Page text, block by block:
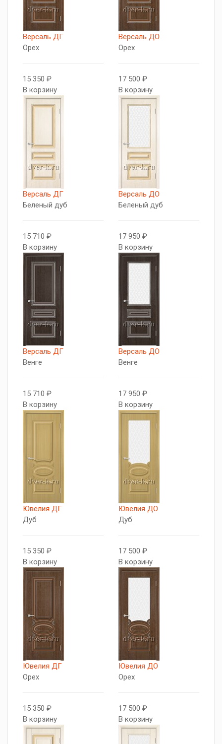
Версаль ДГ
Орех
15 350 ₽
В корзину
Версаль ДО
Орех
17 500 ₽
В корзину
Версаль ДГ
Беленый дуб
15 710 ₽
В корзину
Версаль ДО
Беленый дуб
17 950 ₽
В корзину
Версаль ДГ
Венге
15 710 ₽
В корзину
Версаль ДО
Венге
17 950 ₽
В корзину
Ювелия ДГ
Дуб
15 350 ₽
В корзину
Ювелия ДО
Дуб
17 500 ₽
В корзину
Ювелия ДГ
Орех
15 350 ₽
В корзину
Ювелия ДО
Орех
17 500 ₽
В корзину